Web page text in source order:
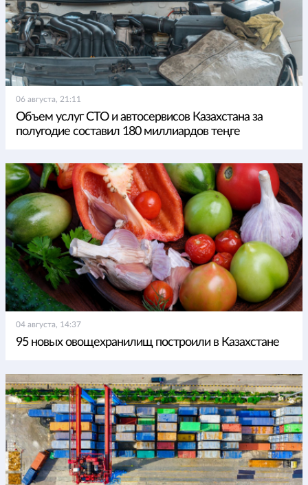
06 августа, 21:11
Объем услуг СТО и автосервисов Казахстана за
полугодие составил 180 миллиардов теңге
04 августа, 14:37
95 новых овощехранилищ построили в Казахстане